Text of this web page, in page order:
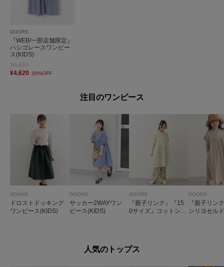
DOORS
『WEB/一部店舗限定』
ハシゴレースワンピー
ス(KIDS)
¥4,620 30%OFF
注目のワンピース
DOORS
ドロストドッキング
ワンピース(KIDS)
DOORS
サッカー2WAYワン
ピース(KIDS)
DOORS
『親子リンク』『15
0サイズ』コットンボ
DOORS
『親子リン
ンリヨセル
人気のトップス